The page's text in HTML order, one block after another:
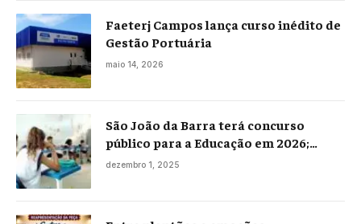
Faeterj Campos lança curso inédito de
Gestão Portuária
maio 14, 2026
São João da Barra terá concurso
público para a Educação em 2026;
projeto já está na Câmara
dezembro 1, 2025